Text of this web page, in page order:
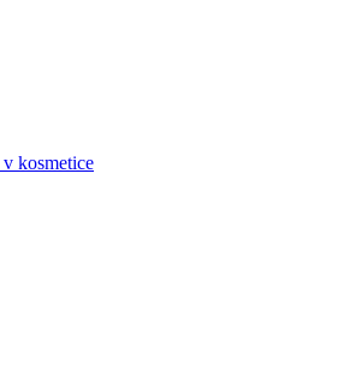
kosmetice